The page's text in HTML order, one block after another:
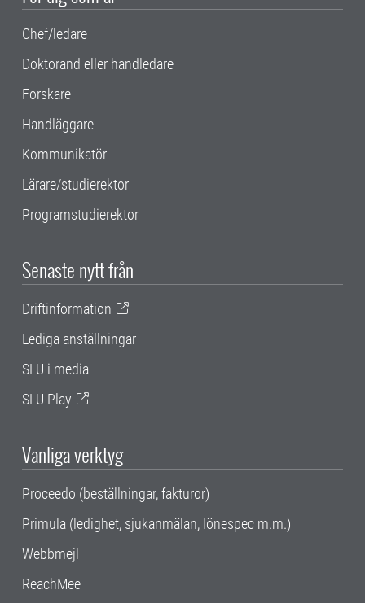
Chef/ledare
Doktorand eller handledare
Forskare
Handläggare
Kommunikatör
Lärare/studierektor
Programstudierektor
Senaste nytt från
Driftinformation
Lediga anställningar
SLU i media
SLU Play
Vanliga verktyg
Proceedo (beställningar, fakturor)
Primula (ledighet, sjukanmälan, lönespec m.m.)
Webbmejl
ReachMee